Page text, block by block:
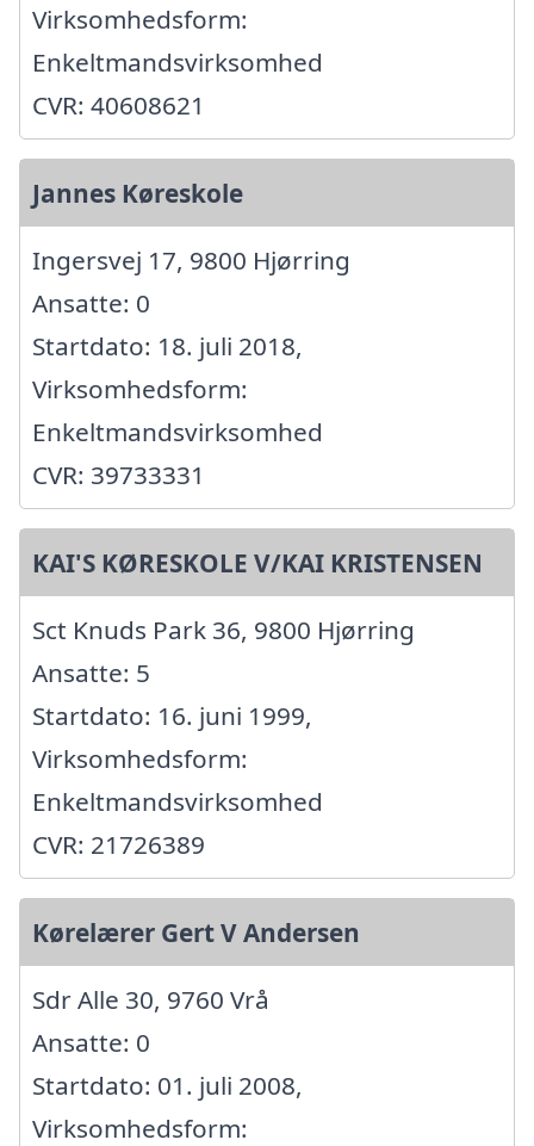
Virksomhedsform:
Enkeltmandsvirksomhed
CVR: 40608621
Jannes Køreskole
Ingersvej 17, 9800 Hjørring
Ansatte: 0
Startdato: 18. juli 2018,
Virksomhedsform:
Enkeltmandsvirksomhed
CVR: 39733331
KAI'S KØRESKOLE V/KAI KRISTENSEN
Sct Knuds Park 36, 9800 Hjørring
Ansatte: 5
Startdato: 16. juni 1999,
Virksomhedsform:
Enkeltmandsvirksomhed
CVR: 21726389
Kørelærer Gert V Andersen
Sdr Alle 30, 9760 Vrå
Ansatte: 0
Startdato: 01. juli 2008,
Virksomhedsform: